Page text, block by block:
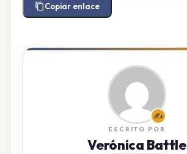
Copiar enlace
✍️
ESCRITO POR
Verónica Battle